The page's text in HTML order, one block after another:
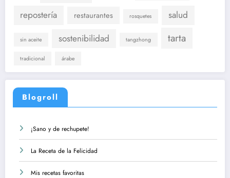
repostería
restaurantes rosquetes salud
sin aceite sostenibilidad tangzhong tarta
tradicional árabe
Blogroll
¡Sano y de rechupete!
La Receta de la Felicidad
Mis recetas favoritas